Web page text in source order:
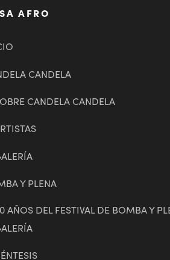
AFRO
CANDELA
CANDELA CANDELA
Y PLENA
AÑOS DEL FESTIVAL DE BOMBA Y